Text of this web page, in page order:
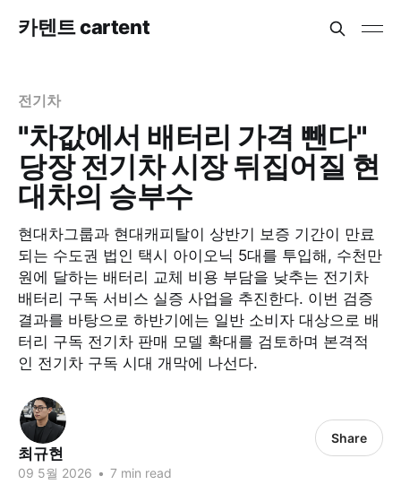
카텐트 cartent
전기차
"차값에서 배터리 가격 뺀다"
당장 전기차 시장 뒤집어질 현
대차의 승부수
현대차그룹과 현대캐피탈이 상반기 보증 기간이 만료
되는 수도권 법인 택시 아이오닉 5대를 투입해, 수천만
원에 달하는 배터리 교체 비용 부담을 낮추는 전기차
배터리 구독 서비스 실증 사업을 추진한다. 이번 검증
결과를 바탕으로 하반기에는 일반 소비자 대상으로 배
터리 구독 전기차 판매 모델 확대를 검토하며 본격적
인 전기차 구독 시대 개막에 나선다.
최규현
09 5월 2026 • 7 min read
Share